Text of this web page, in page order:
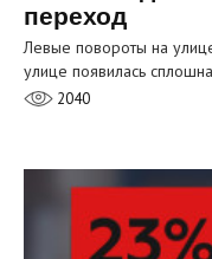
переход
Левые повороты на
улице появилась
2040